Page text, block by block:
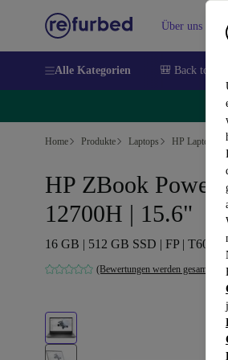
Über uns
Alle Kategorien 🎒 Back to
Home Produkte Laptops HP Laptops
HP ZBook Power
12700H | 15.6"
16 GB | 512 GB SSD | FP | T600 |
(Bewertungen werden gesammelt)